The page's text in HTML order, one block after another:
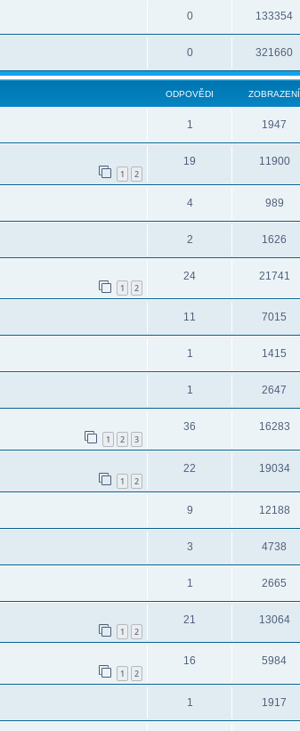
0 133354
0 321660
ODPOVĚDI ZOBRAZENÍ
1 1947
1 2
19 11900
4 989
2 1626
1 2
24 21741
11 7015
1 1415
1 2647
1 2 3
36 16283
1 2
22 19034
9 12188
3 4738
1 2665
1 2
21 13064
1 2
16 5984
1 1917